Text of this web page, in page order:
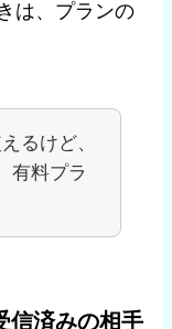
は、プランの
るけど、
有料プラ
信済みの相手